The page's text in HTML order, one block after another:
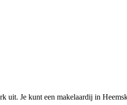
Je kunt een makelaardij in